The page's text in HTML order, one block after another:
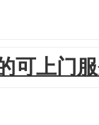
可上门